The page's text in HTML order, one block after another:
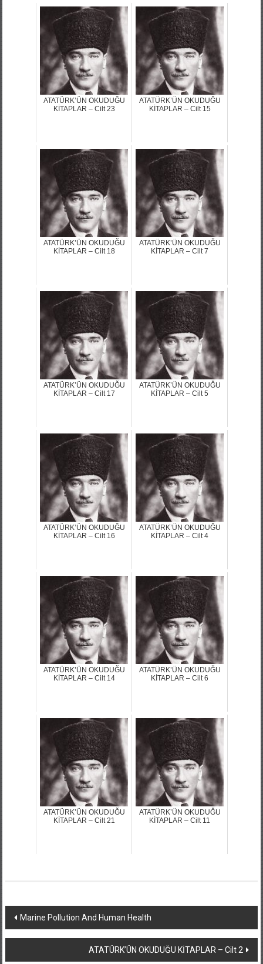
ATATÜRK’ÜN OKUDUĞU
KİTAPLAR – Cilt 23
ATATÜRK’ÜN OKUDUĞU
KİTAPLAR – Cilt 15
ATATÜRK’ÜN OKUDUĞU
KİTAPLAR – Cilt 18
ATATÜRK’ÜN OKUDUĞU
KİTAPLAR – Cilt 7
ATATÜRK’ÜN OKUDUĞU
KİTAPLAR – Cilt 17
ATATÜRK’ÜN OKUDUĞU
KİTAPLAR – Cilt 5
ATATÜRK’ÜN OKUDUĞU
KİTAPLAR – Cilt 16
ATATÜRK’ÜN OKUDUĞU
KİTAPLAR – Cilt 4
ATATÜRK’ÜN OKUDUĞU
KİTAPLAR – Cilt 14
ATATÜRK’ÜN OKUDUĞU
KİTAPLAR – Cilt 6
ATATÜRK’ÜN OKUDUĞU
KİTAPLAR – Cilt 21
ATATÜRK’ÜN OKUDUĞU
KİTAPLAR – Cilt 11
Yazı
dolaşımı
Marine Pollution And Human Health
ATATÜRK’ÜN OKUDUĞU KİTAPLAR – Cilt 2